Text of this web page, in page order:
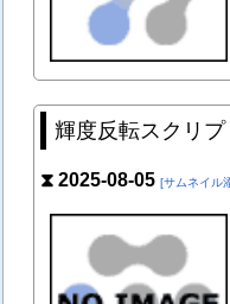
輝度反転スクリ
⧗ 2025-08-05 [サムネイル